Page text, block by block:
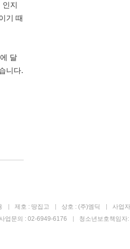
인지
기 때
달
니다.
제호 : 땅집고 상호 : (주)엠딕
사업
업문의 : 02-6949-6176
청소년보호책임자